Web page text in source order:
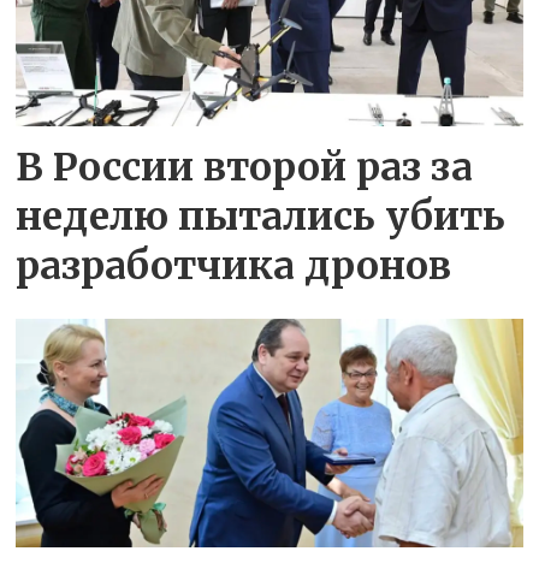
В России второй раз за
неделю пытались убить
разработчика дронов